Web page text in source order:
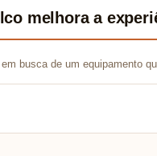
melhora a
busca de um equipamento